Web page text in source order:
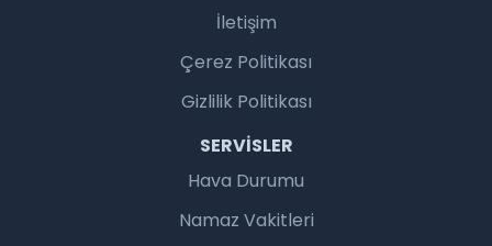
İletişim
Çerez Politikası
Gizlilik Politikası
SERVISLER
Hava Durumu
Namaz Vakitleri